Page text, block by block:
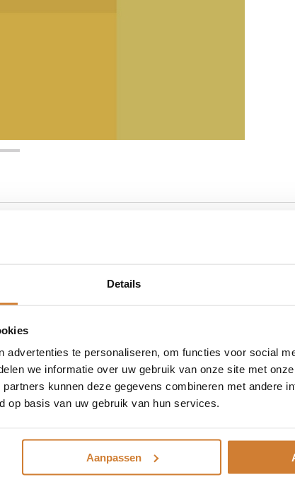
Details
advertenties te personaliseren, om functies voor social
we informatie over uw gebruik van onze site met
kunnen deze gegevens combineren met andere
op basis van uw gebruik van hun services.
Aanpassen
boomstam, vandaar z'n naam. Het zijn holenbroeders
Deze metseldrang is vaak zo sterk, dat ook